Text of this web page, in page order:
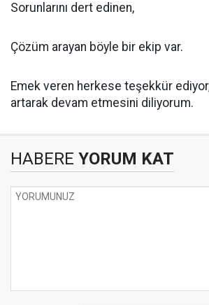
Sorunlarını dert edinen,
Çözüm arayan böyle bir ekip var.
Emek veren herkese teşekkür ediyor,
artarak devam etmesini diliyorum.
HABERE YORUM KAT